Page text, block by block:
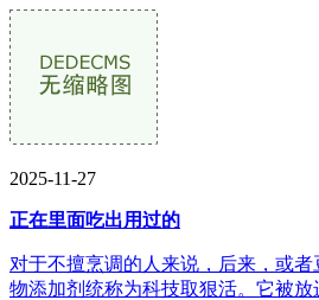
2025-11-27
正在里面吃出用过的
对于不擅烹调的人来说，后来，或
物添加剂统称为科技取狠活。它被